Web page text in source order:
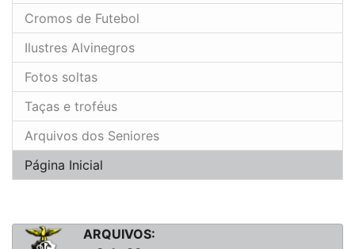
Cromos de Futebol
Ilustres Alvinegros
Fotos soltas
Taças e troféus
Arquivos dos Seniores
Página Inicial
ARQUIVOS: